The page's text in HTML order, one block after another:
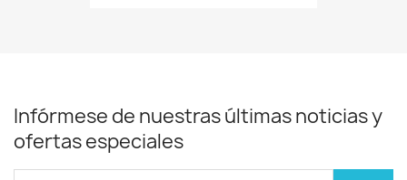
Infórmese de nuestras últimas noticias y
ofertas especiales